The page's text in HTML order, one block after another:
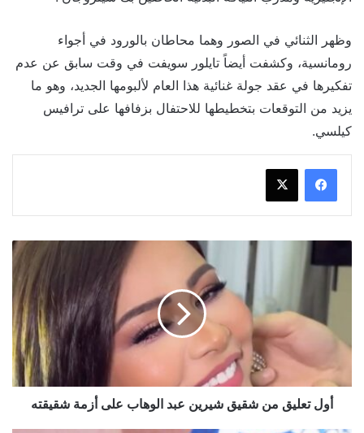
وظهر الثنائي في الصور وهما محاطان بالورود في أجواء
رومانسية، وكشفت أيضاً تايلور سويفت في وقت سابق عن عدم
تفكيرها في عقد جولة غنائية هذا العام لألبومها الجديد، وهو ما
يزيد من التوقعات بتخطيطها للاحتفال بزفافها على ترافيس
كيلسي.
تعليق
الوهاب
أزمة
شقيقتهأول تعليق من شقيق شيرين عبد الوهاب على أزمة شقيقته